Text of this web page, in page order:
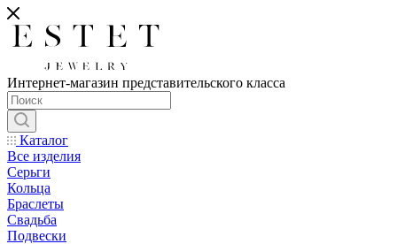
Интернет-магазин представительского класса
Каталог
Все изделия
Серьги
Кольца
Браслеты
Свадьба
Подвески